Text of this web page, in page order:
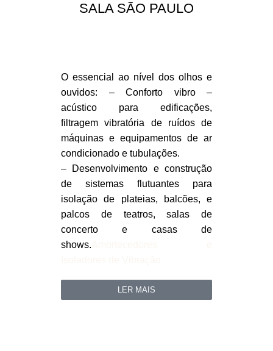
SALA SÃO PAULO
O essencial ao nível dos olhos e
ouvidos: – Conforto vibro –
acústico para edificações,
filtragem vibratória de ruídos de
máquinas e equipamentos de ar
condicionado e tubulações.
– Desenvolvimento e construção
de sistemas flutuantes para
isolação de plateias, balcões, e
palcos de teatros, salas de
concerto e casas de
shows.
LER MAIS